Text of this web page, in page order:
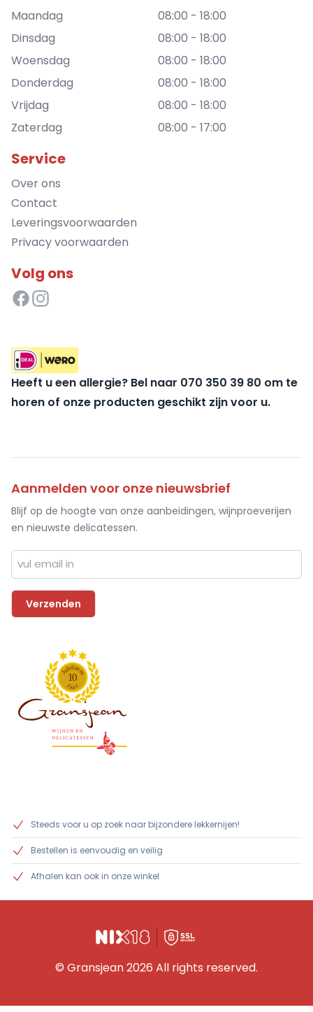
Maandag
08:00 - 18:00
Dinsdag
08:00 - 18:00
Woensdag
08:00 - 18:00
Donderdag
08:00 - 18:00
Vrijdag
08:00 - 18:00
Zaterdag
08:00 - 17:00
Service
Over ons
Contact
Leveringsvoorwaarden
Privacy voorwaarden
Volg ons
Heeft u een allergie? Bel naar 070 350 39 80 om te
horen of onze producten geschikt zijn voor u.
Aanmelden voor onze nieuwsbrief
Blijf op de hoogte van onze aanbeidingen, wijnproeverijen
en nieuwste delicatessen.
J
ubileum
10
Jaar
Steeds voor u op zoek naar bijzondere lekkernijen!
Bestellen is eenvoudig en veilig
Afhalen kan ook in onze winkel
© Gransjean 2026 All rights reserved.